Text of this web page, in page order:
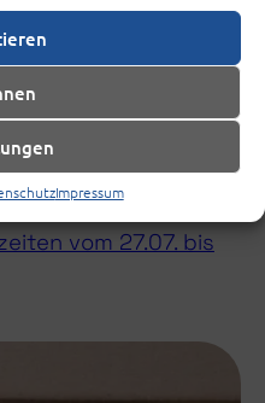
Impressum
vom 27.07. bis